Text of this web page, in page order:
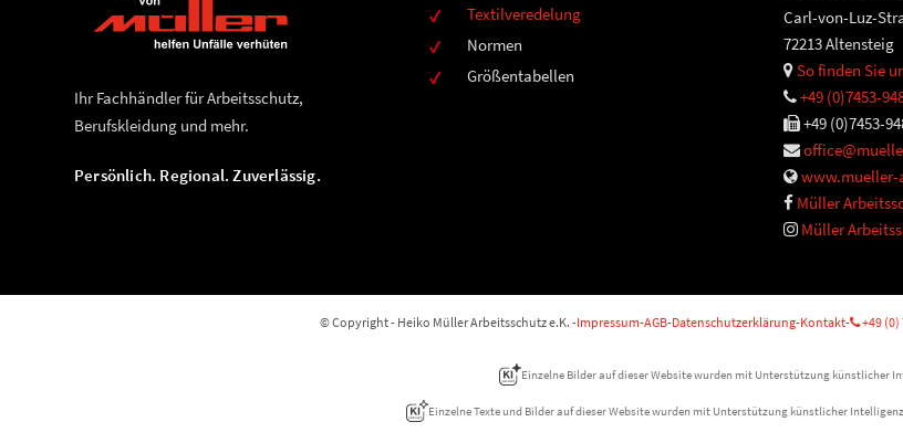
Ihr Fachhändler für Arbeitsschutz,
Berufskleidung und mehr.
Persönlich. Regional. Zuverlässig.
Textilveredelung
Normen
Größentabellen
Carl-von-Luz-
72213 Altensteig
So finden Sie
+49 (0)7453-
+49 (0)7453-
www.mueller-
Müller
Müller
© Copyright - Heiko Müller Arbeitsschutz e.K. -Impressum-AGB-Datenschutzerklärung-Kontakt- +49 (0)
Einzelne Bilder auf dieser Website wurden mit Unterstützung künstlicher
Einzelne Texte und Bilder auf dieser Website wurden mit Unterstützung künstlicher